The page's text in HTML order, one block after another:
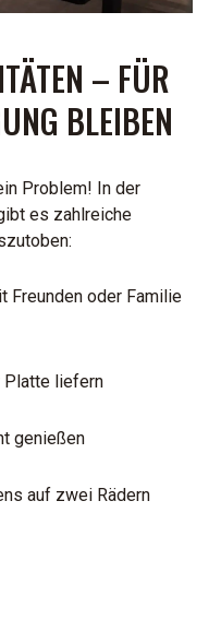
– FÜR
BLEIBEN
Problem! In der
es zahlreiche
Freunden oder Familie
Platte liefern
genießen
auf zwei Rädern